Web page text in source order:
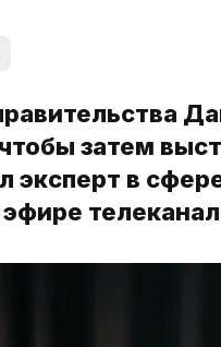
затем
в
эфире